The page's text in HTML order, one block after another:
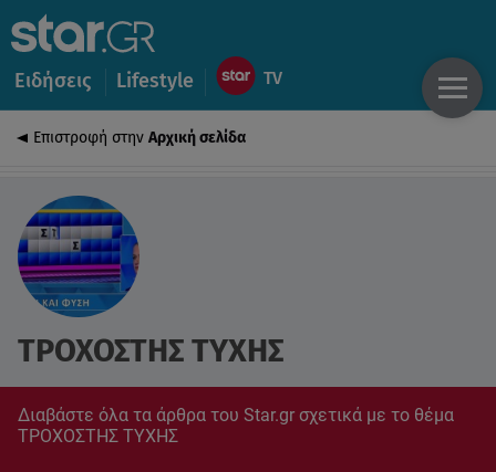
Ειδήσεις Lifestyle
Επιστροφή στην Αρχική σελίδα
ΤΡΟΧΟΣΤΗΣ ΤΥΧΗΣ
Διαβάστε όλα τα άρθρα του Star.gr σχετικά με το θέμα
ΤΡΟΧΟΣΤΗΣ ΤΥΧΗΣ